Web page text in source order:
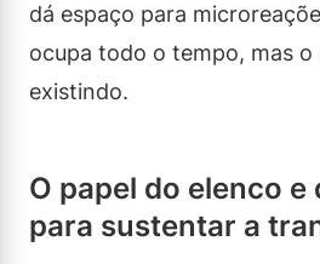
dá espaço para
ocupa todo o tempo, mas
existindo.
O papel do elenco e
para sustentar a